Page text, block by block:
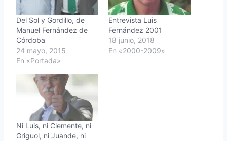
Del Sol y Gordillo, de
Manuel Fernández de
Córdoba
24 mayo, 2015
En «Portada»
Entrevista Luis
Fernández 2001
18 junio, 2018
En «2000-2009»
Ni Luis, ni Clemente, ni
Griguol, ni Juande, ni